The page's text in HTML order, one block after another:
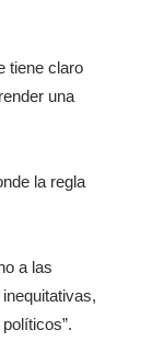
tiene claro
una
la regla
a las